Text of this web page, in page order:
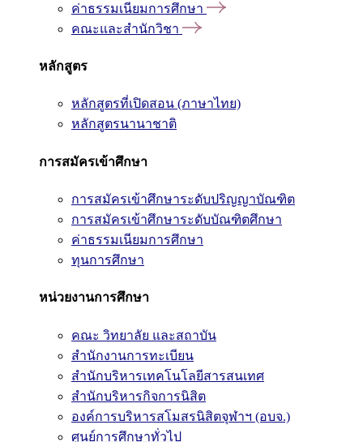
ค่าธรรมเนียมการศึกษา
คณะและสำนักวิชา
หลักสูตร
หลักสูตรที่เปิดสอน (ภาษาไทย)
หลักสูตรนานาชาติ
การสมัครเข้าศึกษา
การสมัครเข้าศึกษาระดับปริญญาบัณฑิต
การสมัครเข้าศึกษาระดับบัณฑิตศึกษา
ค่าธรรมเนียมการศึกษา
ทุนการศึกษา
หน่วยงานการศึกษา
คณะ วิทยาลัย และสถาบัน
สำนักงานการทะเบียน
สำนักบริหารเทคโนโลยีสารสนเทศ
สำนักบริหารกิจการนิสิต
องค์การบริหารสโมสรนิสิตจุฬาฯ (อบจ.)
ศูนย์การศึกษาทั่วไป